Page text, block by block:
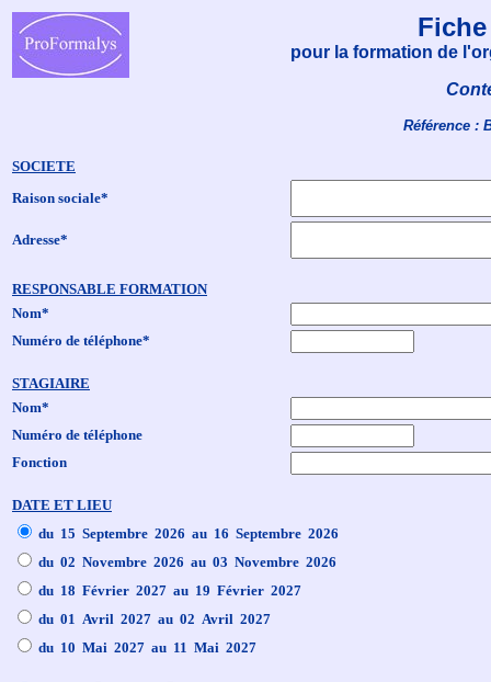
pour la formation de
Référence :
SOCIETE
Raison sociale*
Adresse*
RESPONSABLE FORMATION
Nom*
Numéro de téléphone*
STAGIAIRE
Nom*
Numéro de téléphone
Fonction
DATE ET LIEU
du 15 Septembre 2026 au 16 Septembre 2026
du 02 Novembre 2026 au 03 Novembre 2026
du 18 Février 2027 au 19 Février 2027
du 01 Avril 2027 au 02 Avril 2027
du 10 Mai 2027 au 11 Mai 2027